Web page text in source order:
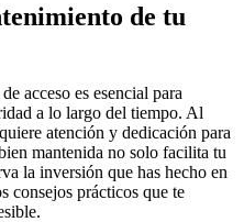
de tu
acceso es esencial para
a lo largo del tiempo. Al
atención y dedicación para
mantenida no solo facilita tu
la inversión que has hecho en
consejos prácticos que te